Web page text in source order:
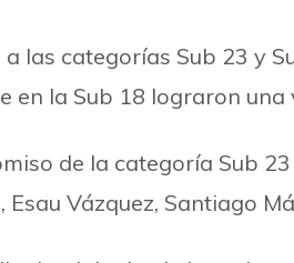
las categorías Sub 23 y
la Sub 18 lograron una
de la categoría Sub
Vázquez, Santiago